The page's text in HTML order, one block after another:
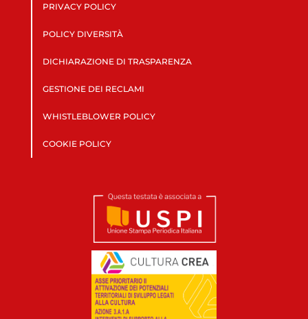
PRIVACY POLICY
POLICY DIVERSITÀ
DICHIARAZIONE DI TRASPARENZA
GESTIONE DEI RECLAMI
WHISTLEBLOWER POLICY
COOKIE POLICY